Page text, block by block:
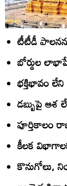
టీటీడీ
బోర్డుల
భక్తిభావం లేని
డబ్బుపై ఆశ
పూర్తికాలం
కీలక
కొనుగోలు,